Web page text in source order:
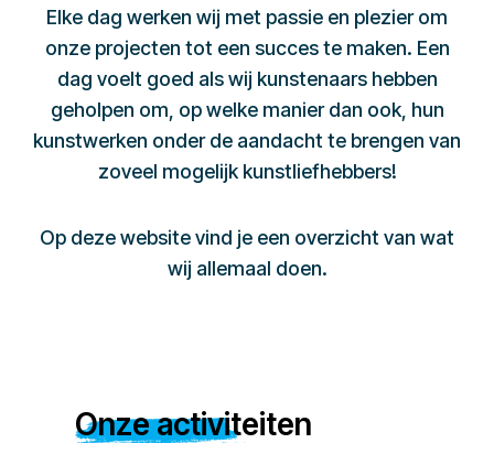
Elke dag werken wij met passie en plezier om
onze projecten tot een succes te maken. Een
dag voelt goed als wij kunstenaars hebben
geholpen om, op welke manier dan ook, hun
kunstwerken onder de aandacht te brengen van
zoveel mogelijk kunstliefhebbers!
Op deze website vind je een overzicht van wat
wij allemaal doen.
Onze activiteiten